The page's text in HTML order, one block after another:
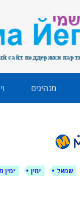
מנהיגים
שמאל ימין ימין